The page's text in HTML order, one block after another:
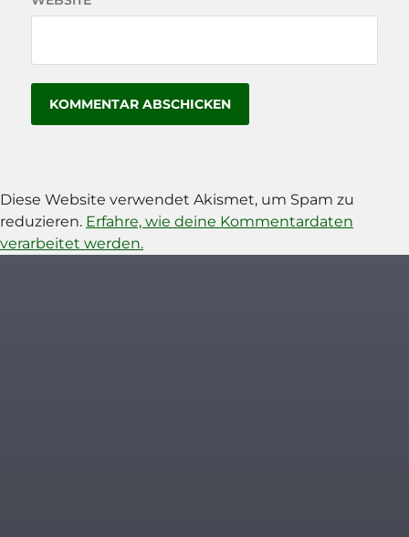
Diese Website verwendet Akismet, um Spam zu
reduzieren. Erfahre, wie deine Kommentardaten
verarbeitet werden.